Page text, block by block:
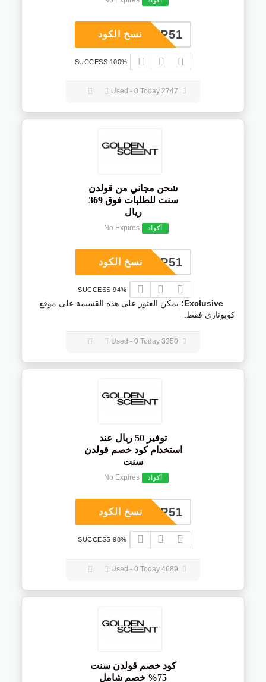
COUP51نسخ الكود
100% SUCCESS
شحن مجاني من قولدن
سنت للطلبات فوق 369
ريال
أكواد No Expires
COUP51نسخ الكود
94% SUCCESS
Exclusive:
يمكن العثور على هذه القسيمة على موقع
كوبوناري فقط.
توفير 50 ريال عند
استخدام كود خصم قولدن
سنت
أكواد No Expires
COUP51نسخ الكود
98% SUCCESS
كود خصم قولدن سنت
75% خصم شامل